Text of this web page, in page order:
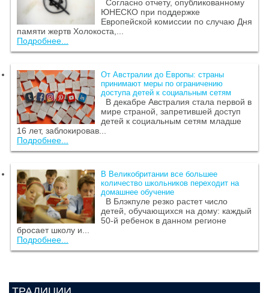
Согласно отчету, опубликованному
ЮНЕСКО при поддержке
Европейской комиссии по случаю Дня
памяти жертв Холокоста,...
Подробнее...
От Австралии до Европы: страны
принимают меры по ограничению
доступа детей к социальным сетям
В декабре Австралия стала первой в
мире страной, запретившей доступ
детей к социальным сетям младше
16 лет, заблокировав...
Подробнее...
В Великобритании все большее
количество школьников переходит на
домашнее обучение
В Блэкпуле резко растет число
детей, обучающихся на дому: каждый
50-й ребенок в данном регионе
бросает школу и...
Подробнее...